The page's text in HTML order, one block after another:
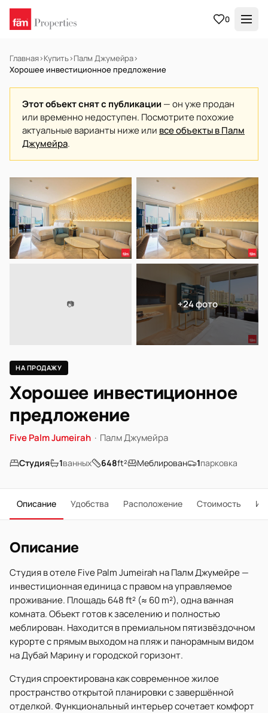
0
Главная›Купить›Палм Джумейра›
Хорошее инвестиционное предложение
Этот объект снят с публикации — он уже продан
или временно недоступен. Посмотрите похожие
актуальные варианты ниже или все объекты в Палм
Джумейра.
НА ПРОДАЖУ Готов к заселению
📷 +24 фото
НА ПРОДАЖУ
Хорошее инвестиционное
предложение
Five Palm Jumeirah · Палм Джумейра
Студия 1ванных 648ft² Меблирован 1парковка
Описание Удобства Расположение Стоимость
Описание
Студия в отеле Five Palm Jumeirah на Палм Джумейре —
инвестиционная единица с правом на управляемое
проживание. Площадь 648 ft² (≈ 60 m²), одна ванная
комната. Объект готов к заселению и полностью
меблирован. Находится в премиальном пятизвёздочном
курорте с прямым выходом на пляж и панорамным видом
на Дубай Марину и городской горизонт.
Студия спроектирована как современное жилое
пространство открытой планировки с завершённой
отделкой. Функциональный интерьер сочетает комфорт